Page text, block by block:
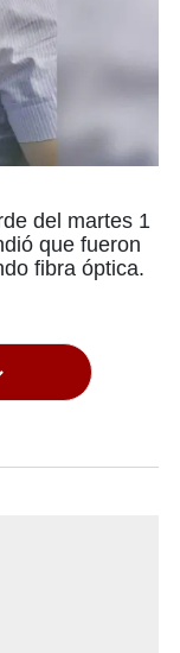
del martes 1
que fueron
fibra óptica.